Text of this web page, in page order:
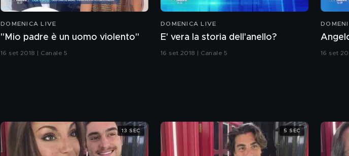
DOMENICA LIVE
"Mio padre è un uomo violento"
16 set 2018 | Canale 5
DOMENICA LIVE
E' vera la storia dell'anello?
16 set 2018 | Canale 5 16 set
13 SEC 5 SEC